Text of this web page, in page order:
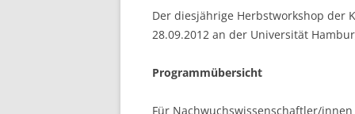
GIGA HAMBURG
HSU HAMBURG
HWWI
IAB
Der diesjährige Herbstworkshop der
28.09.2012 an der Universität
Programmübersicht
Für Nachwuchswissenschaftler/